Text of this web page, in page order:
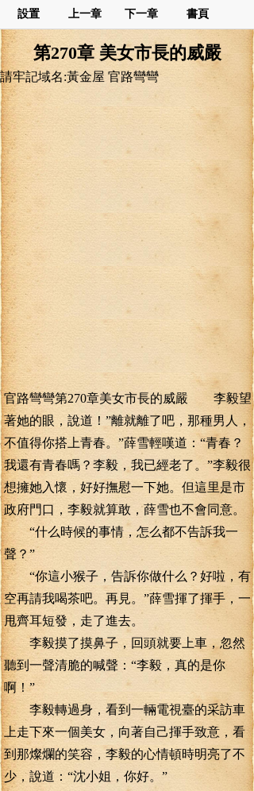
設置 上一章 下一章 書頁
第270章 美女市長的威嚴
請牢記域名:黃金屋 官路彎彎
官路彎彎第270章美女市長的威嚴 李毅望
著她的眼，說道！”離就離了吧，那種男人，
不值得你搭上青春。”薛雪輕嘆道：“青春？
我還有青春嗎？李毅，我已經老了。”李毅很
想擁她入懷，好好撫慰一下她。但這里是市
政府門口，李毅就算敢，薛雪也不會同意。
“什么時候的事情，怎么都不告訴我一
聲？”
“你這小猴子，告訴你做什么？好啦，有
空再請我喝茶吧。再見。”薛雪揮了揮手，一
甩齊耳短發，走了進去。
李毅摸了摸鼻子，回頭就要上車，忽然
聽到一聲清脆的喊聲：“李毅，真的是你
啊！”
李毅轉過身，看到一輛電視臺的采訪車
上走下來一個美女，向著自己揮手致意，看
到那燦爛的笑容，李毅的心情頓時明亮了不
少，說道：“沈小姐，你好。”